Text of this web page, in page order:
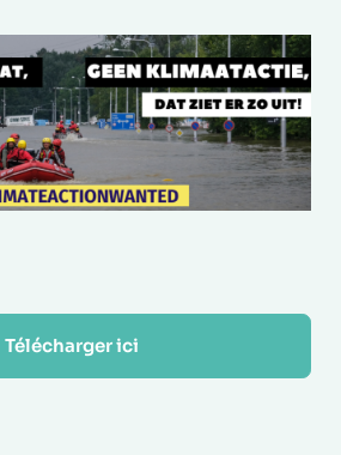
Télécharger ici